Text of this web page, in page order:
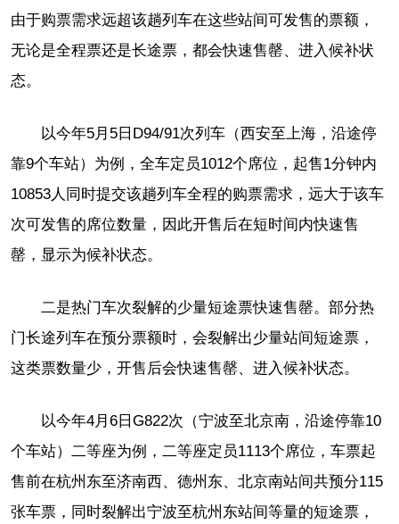
由于购票需求远超该趟列车在这些站间可发售的票额，
无论是全程票还是长途票，都会快速售罄、进入候补状
态。
以今年5月5日D94/91次列车（西安至上海，沿途停
靠9个车站）为例，全车定员1012个席位，起售1分钟内
10853人同时提交该趟列车全程的购票需求，远大于该车
次可发售的席位数量，因此开售后在短时间内快速售
罄，显示为候补状态。
二是热门车次裂解的少量短途票快速售罄。部分热
门长途列车在预分票额时，会裂解出少量站间短途票，
这类票数量少，开售后会快速售罄、进入候补状态。
以今年4月6日G822次（宁波至北京南，沿途停靠10
个车站）二等座为例，二等座定员1113个席位，车票起
售前在杭州东至济南西、德州东、北京南站间共预分115
张车票，同时裂解出宁波至杭州东站间等量的短途票，